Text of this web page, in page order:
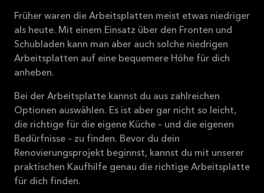
Früher waren die Arbeitsplatten meist etwas niedriger
als heute. Mit einem Einsatz über den Fronten und
Schubladen kann man aber auch solche niedrigen
Arbeitsplatten auf eine bequemere Höhe für dich
anheben.
Bei der Arbeitsplatte kannst du aus zahlreichen
Optionen auswählen. Es ist aber gar nicht so leicht,
die richtige für die eigene Küche – und die eigenen
Bedürfnisse – zu finden. Bevor du dein
Renovierungsprojekt beginnst, kannst du mit unserer
praktischen Kaufhilfe genau die richtige Arbeitsplatte
für dich finden.